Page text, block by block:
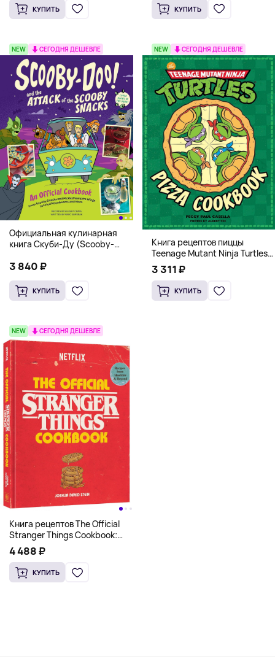
КУПИТЬ КУПИТЬ
NEW СЕГОДНЯ ДЕШЕВЛЕ
Официальная кулинарная
книга Скуби-Ду (Scooby-
Scooby Snacks), Твердый
3 840 ₽
КУПИТЬ
NEW СЕГОДНЯ ДЕШЕВЛЕ
Книга рецептов пиццы
Teenage Mutant Ninja Turtles
Pizza Cookbook (На
английском)
3 311 ₽
КУПИТЬ
NEW СЕГОДНЯ ДЕШЕВЛЕ
Книга рецептов The Official
Stranger Things Cookbook:
Recipes from Hawkins and
Beyond (На английском)
4 488 ₽
КУПИТЬ